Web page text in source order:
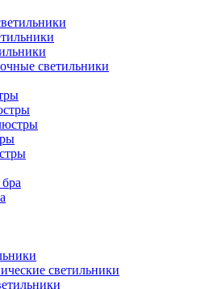
светильники
светильники